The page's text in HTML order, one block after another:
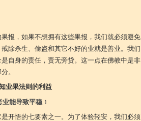
报，如果不想拥有这些果报，我们就必须避免
除杀生、偷盗和其它不好的业就是善业。我们
自身的责任，责无旁贷。这一点在佛教中是非
。
业果法则的利益
业能导致平稳﹞
开悟的七要素之一。为了体验轻安，我们必须